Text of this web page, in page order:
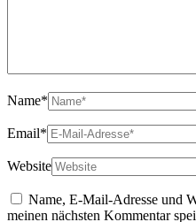
Name*
Email*
Website
Name, E-Mail-Adresse und
meinen nächsten Kommentar